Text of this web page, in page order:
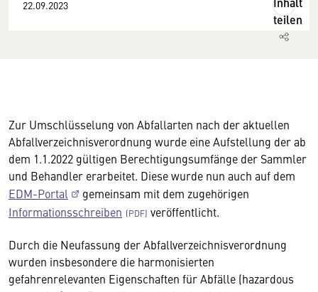
22.09.2023
teilen
Zur Umschlüsselung von Abfallarten nach der aktuellen
Abfallverzeichnisverordnung wurde eine Aufstellung der ab
dem 1.1.2022 gültigen Berechtigungsumfänge der Sammler
und Behandler erarbeitet. Diese wurde nun auch auf dem
EDM-Portal
gemeinsam mit dem zugehörigen
Informationsschreiben
veröffentlicht.
Durch die Neufassung der Abfallverzeichnisverordnung
wurden insbesondere die harmonisierten
gefahrenrelevanten Eigenschaften für Abfälle (hazardous